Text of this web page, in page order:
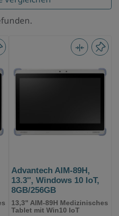
Advantech AIM-89H,
13.3'', Windows 10 IoT,
8GB/256GB
13,3" AIM-89H Medizinisches
Tablet mit Win10 IoT